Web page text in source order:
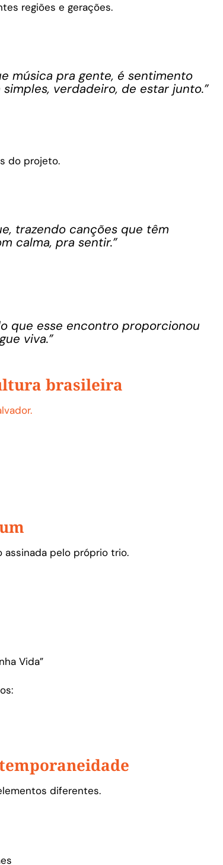
regiões e gerações.
música pra gente, é sentimento
verdadeiro, de estar junto.”
do projeto.
trazendo canções que têm
calma, pra sentir.”
que esse encontro proporcionou
viva.”
brasileira
assinada pelo próprio trio.
Vida”
diferentes.